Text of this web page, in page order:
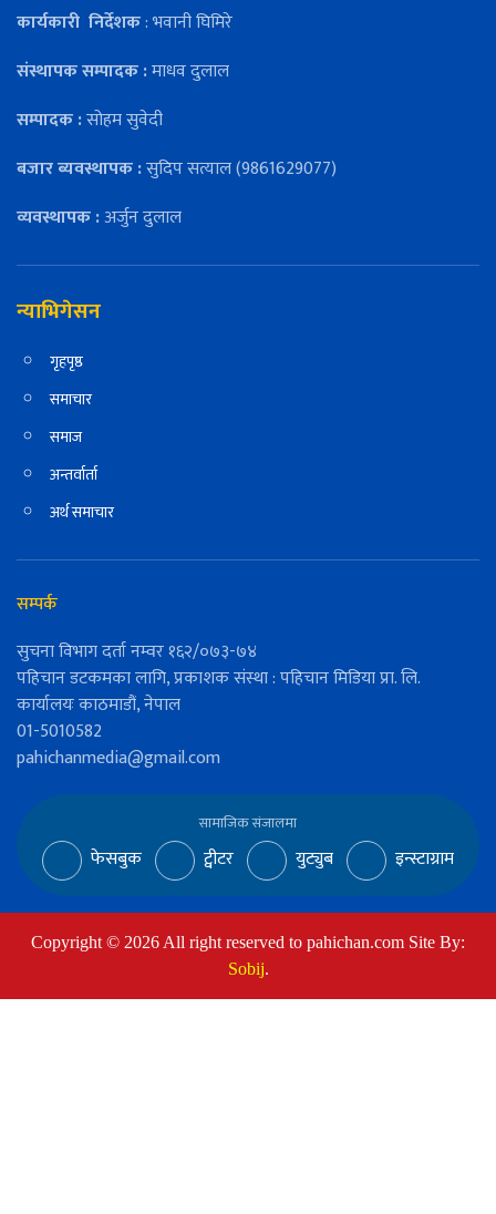
कार्यकारी निर्देशक: भवानी घिमिरे
संस्थापक सम्पादक :माधव दुलाल
सम्पादक :सोहम सुवेदी
बजार ब्यवस्थापक :सुदिप सत्याल (9861629077)
व्यवस्थापक :अर्जुन दुलाल
न्याभिगेसन
गृहपृष्ठ
समाचार
समाज
अन्तर्वार्ता
अर्थ समाचार
सम्पर्क
सुचना विभाग दर्ता नम्वर १६२/०७३-७४
पहिचान डटकमका लागि, प्रकाशक संस्था : पहिचान मिडिया प्रा. लि.
कार्यालयः काठमाडौं, नेपाल
01-5010582
pahichanmedia@gmail.com
सामाजिक संजालमा
फेसबुक ट्वीटर युट्युब इन्स्टाग्राम
Copyright © 2026 All right reserved to pahichan.com Site By:
Sobij.